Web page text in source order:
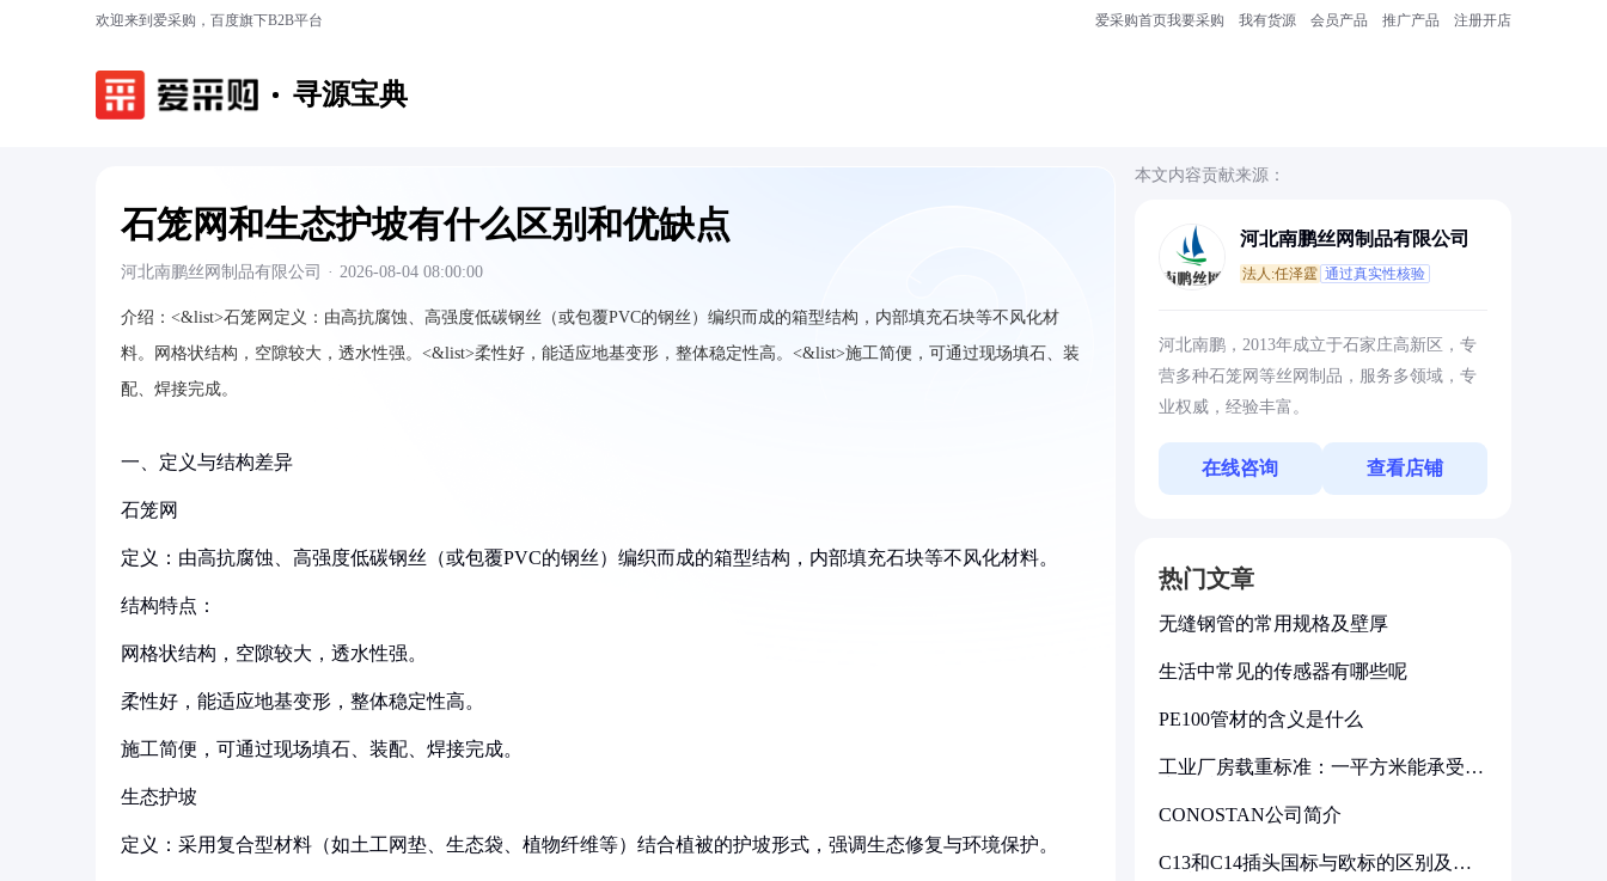
欢迎来到爱采购，百度旗下B2B平台 爱采购首页我要采购 我有货源 会员产品 推广产品 注册开店
寻源宝典
石笼网和生态护坡有什么区别和优缺点
河北南鹏丝网制品有限公司 · 2026-08-04 08:00:00
介绍： <&list>石笼网定义：由高抗腐蚀、高强度低碳钢丝（或包覆PVC的钢丝）编织而成的箱型结构，内部填充石块等不风化材
料。网格状结构，空隙较大，透水性强。<&list>柔性好，能适应地基变形，整体稳定性高。<&list>施工简便，可通过现场填石、装
配、焊接完成。
一、定义与结构差异
石笼网
定义：由高抗腐蚀、高强度低碳钢丝（或包覆PVC的钢丝）编织而成的箱型结构，内部填充石块等不风化材料。
结构特点：
网格状结构，空隙较大，透水性强。
柔性好，能适应地基变形，整体稳定性高。
施工简便，可通过现场填石、装配、焊接完成。
生态护坡
定义：采用复合型材料（如土工网垫、生态袋、植物纤维等）结合植被的护坡形式，强调生态修复与环境保护。
本文内容贡献来源：
河北南鹏丝网制品有限公司
法人:任泽霆 通过真实性核验
河北南鹏，2013年成立于石家庄高新区，专
营多种石笼网等丝网制品，服务多领域，专
业权威，经验丰富。
在线咨询 查看店铺
热门文章
无缝钢管的常用规格及壁厚
生活中常见的传感器有哪些呢
PE100管材的含义是什么
工业厂房载重标准：一平方米能承受多
CONOSTAN公司简介
C13和C14插头国标与欧标的区别及其